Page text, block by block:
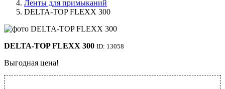
Ленты для примыканий
DELTA-TOP FLEXX 300
DELTA-TOP FLEXX 300 ID: 13058
Выгодная цена!